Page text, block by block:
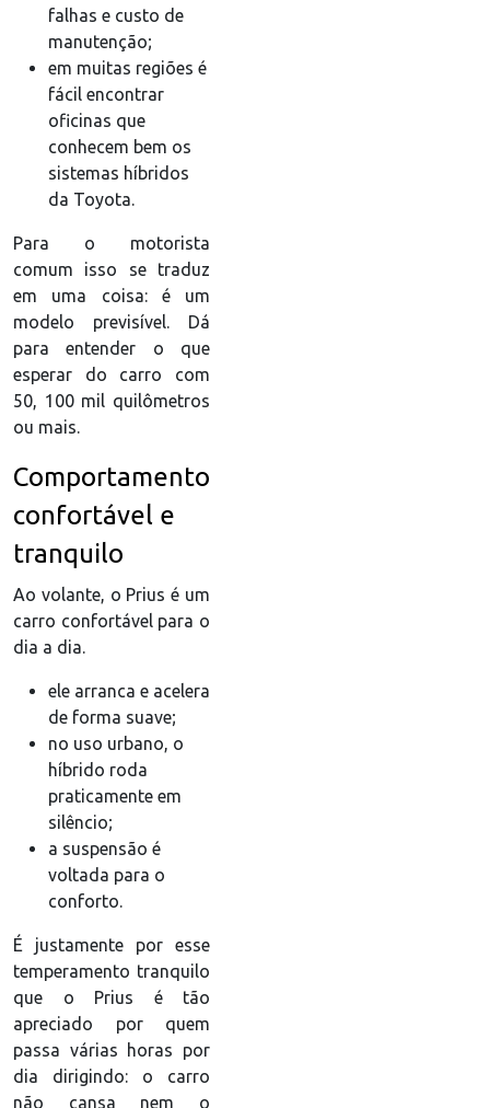
falhas e custo de
manutenção;
em muitas regiões é
fácil encontrar
oficinas que
conhecem bem os
sistemas híbridos
da Toyota.
Para o motorista
comum isso se traduz
em uma coisa: é um
modelo previsível. Dá
para entender o que
esperar do carro com
50, 100 mil quilômetros
ou mais.
Comportamento
confortável e
tranquilo
Ao volante, o Prius é um
carro confortável para o
dia a dia.
ele arranca e acelera
de forma suave;
no uso urbano, o
híbrido roda
praticamente em
silêncio;
a suspensão é
voltada para o
conforto.
É justamente por esse
temperamento tranquilo
que o Prius é tão
apreciado por quem
passa várias horas por
dia dirigindo: o carro
não cansa nem o